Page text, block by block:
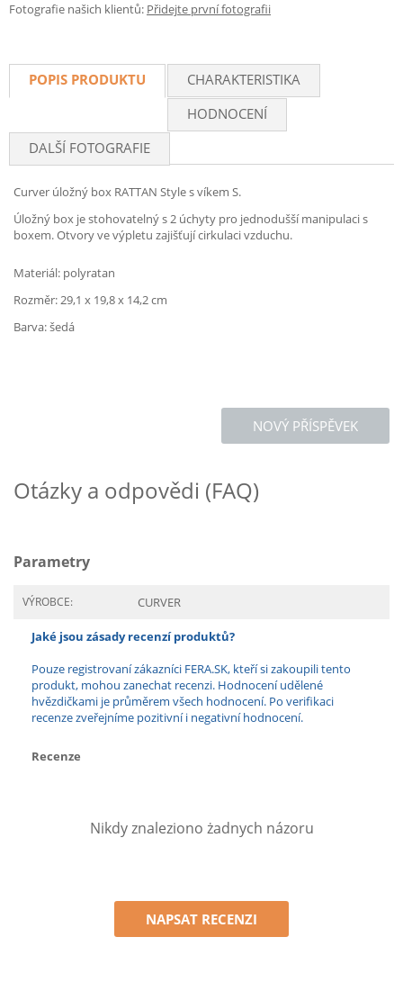
Fotografie našich klientů: Přidejte první fotografii
POPIS PRODUKTU
CHARAKTERISTIKA
HODNOCENÍ
DALŠÍ FOTOGRAFIE
Curver úložný box RATTAN Style s víkem S.
Úložný box je stohovatelný s 2 úchyty pro jednodušší manipulaci s
boxem. Otvory ve výpletu zajišťují cirkulaci vzduchu.
Materiál: polyratan
Rozměr: 29,1 x 19,8 x 14,2 cm
Barva: šedá
NOVÝ PŘÍSPĚVEK
Otázky a odpovědi (FAQ)
Parametry
VÝROBCE: CURVER
Jaké jsou zásady recenzí produktů?
Pouze registrovaní zákazníci FERA.SK, kteří si zakoupili tento
produkt, mohou zanechat recenzi. Hodnocení udělené
hvězdičkami je průměrem všech hodnocení. Po verifikaci
recenze zveřejníme pozitivní i negativní hodnocení.
Recenze
Nikdy znaleziono żadnych názoru
NAPSAT RECENZI